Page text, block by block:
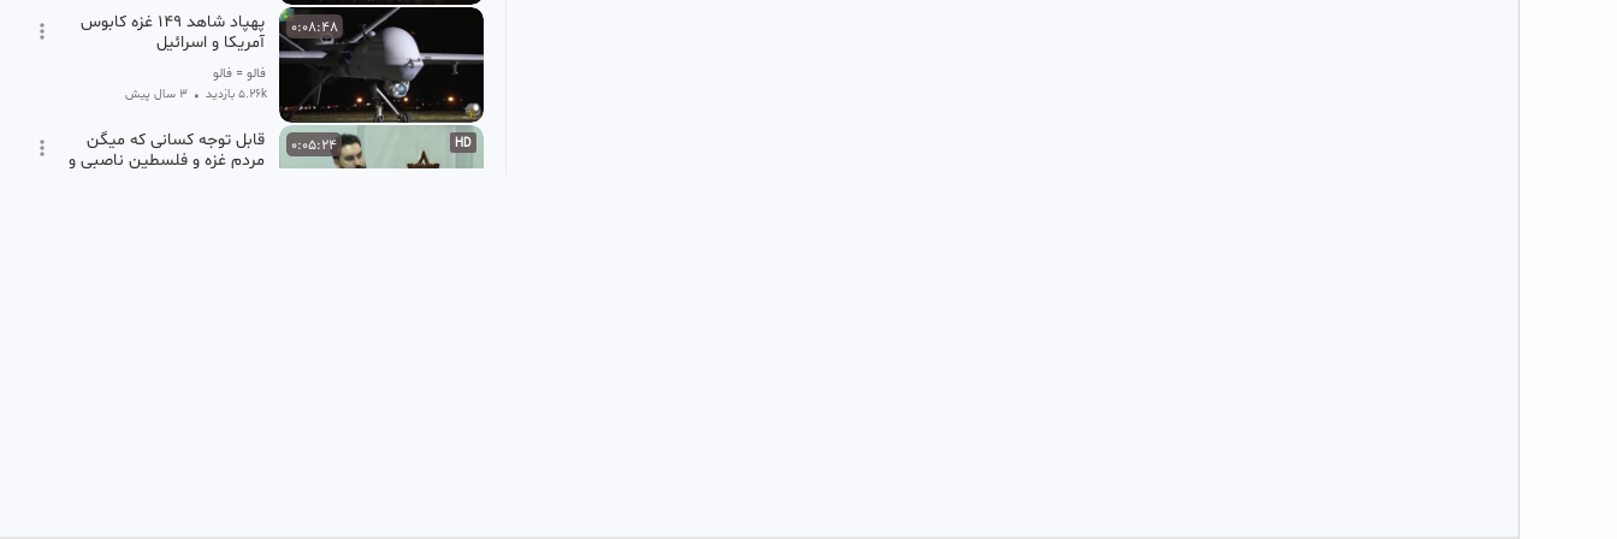
0:08:48
پهپاد شاهد ۱۴۹ غزه کابوس
آمریکا و اسرائیل
فالو = فالو
5.26k بازدید • 3 سال پیش
HD
0:05:24
قابل توجه کسانی که میگن
مردم غزه و فلسطین ناصبی و